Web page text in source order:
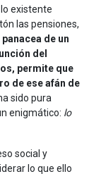
existente
las pensiones,
panacea de un
del
permite que
de ese afán de
sido pura
enigmático: lo
social y
lo que ello